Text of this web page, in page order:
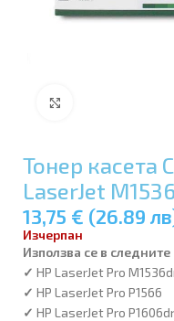
Тонер касета
LaserJet
13,75 € (26.89
Изчерпан
Използва се в
✓ HP LaserJet Pro
✓ HP LaserJet Pro P1566
✓ HP LaserJet Pro